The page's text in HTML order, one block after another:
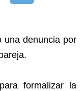
una denuncia por
formalizar la